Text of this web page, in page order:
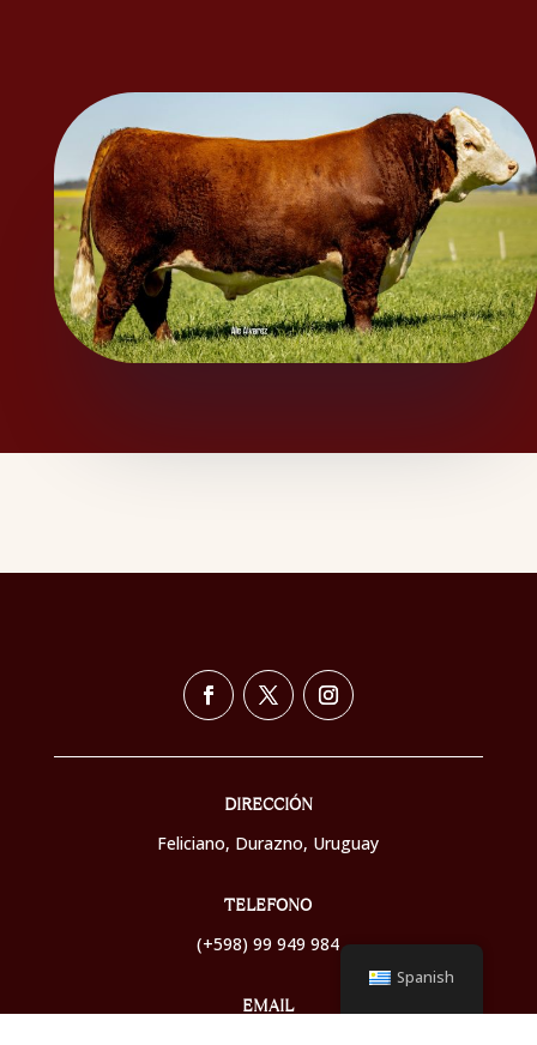
DIRECCIÓN
Feliciano, Durazno, Uruguay
TELEFONO
(+598) 99 949 984
EMAIL
Spanish